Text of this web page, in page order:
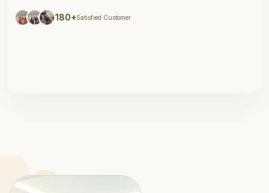
180+Satisfied Customer